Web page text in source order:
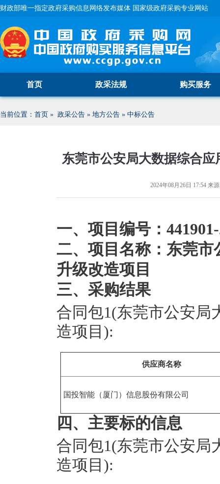
财政部唯一指定政府采购信息网络发布媒体 国家级政府采购专业网站
首页 政采法规 购买服务
当前位置： 首页 » 政采公告 » 地方公告 » 中标公告
东莞市公安局大数据综合
2024年08月26日 17:54 来
一、项目编号：
二、项目名称：东莞
升级改造项目
三、采购结果
合同包1(东莞市公安局
造项目):
供应商名称
国投智能（厦门）信息股份有限公司
四、主要标的信息
合同包1(东莞市公安局
造项目):